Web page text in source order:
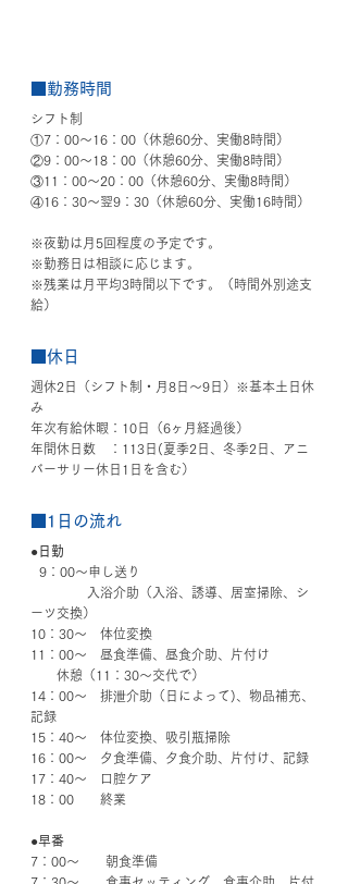
■勤務時間
シフト制
①7：00〜16：00（休憩60分、実働8時間）
②9：00〜18：00（休憩60分、実働8時間）
③11：00〜20：00（休憩60分、実働8時間）
④16：30〜翌9：30（休憩60分、実働16時間）
※夜勤は月5回程度の予定です。
※勤務日は相談に応じます。
※残業は月平均3時間以下です。（時間外別途支
給）
■休日
週休2日（シフト制・月8日〜9日）※基本土日休
み
年次有給休暇：10日（6ヶ月経過後）
年間休日数　：113日(夏季2日、冬季2日、アニ
バーサリー休日1日を含む）
■1日の流れ
●日勤
  9：00～申し送り
入浴介助（入浴、誘導、居室掃除、シ
ーツ交換）
10：30～　体位変換
11：00～　昼食準備、昼食介助、片付け
休憩（11：30～交代で）
14：00～　排泄介助（日によって)、物品補充、
記録
15：40～　体位変換、吸引瓶掃除
16：00～　夕食準備、夕食介助、片付け、記録
17：40～　口腔ケア
18：00　　終業
●早番
7：00～　　朝食準備